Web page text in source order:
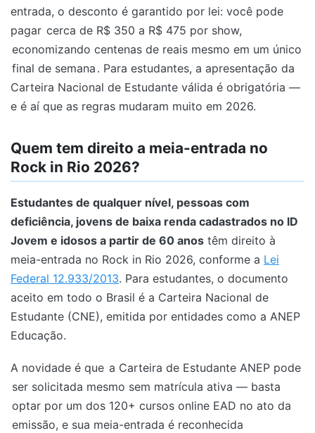
entrada, o desconto é garantido por lei: você pode
pagar cerca de R$ 350 a R$ 475 por show,
economizando centenas de reais mesmo em um único
final de semana . Para estudantes, a apresentação da
Carteira Nacional de Estudante válida é obrigatória —
e é aí que as regras mudaram muito em 2026.
Quem tem direito a meia-entrada no
Rock in Rio 2026?
Estudantes de qualquer nível, pessoas com
deficiência, jovens de baixa renda cadastrados no ID
Jovem e idosos a partir de 60 anos têm direito à
meia-entrada no Rock in Rio 2026, conforme a Lei
Federal 12.933/2013. Para estudantes, o documento
aceito em todo o Brasil é a Carteira Nacional de
Estudante (CNE), emitida por entidades como a ANEP
Educação.
A novidade é que a Carteira de Estudante ANEP pode
ser solicitada mesmo sem matrícula ativa — basta
optar por um dos 120+ cursos online EAD no ato da
emissão, e sua meia-entrada é reconhecida